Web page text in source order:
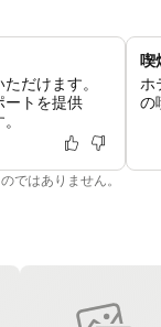
だけます。
ートを提供
喫
ホ
の
ではありません。